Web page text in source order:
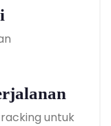
untuk